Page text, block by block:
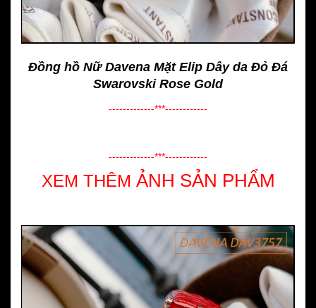
Đồng hồ Nữ Davena Mặt Elip Dây da Đỏ Đá
Swarovski Rose Gold
-------------***------------
-------------***------------
XEM THÊM ẢNH SẢN PHẨM